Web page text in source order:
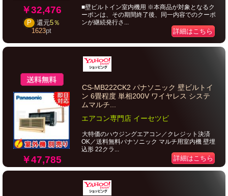
￥32,476
P 還元5％
1623pt
■壁ビルトイン室内機用 ※本商品が対象となるク
ーポンは、その期間終了後、同一内容でのクーポ
ンが継続発行さ...
詳細はこちら
￥47,785
CS-MB222CK2 パナソニック 壁ビルトイ
ン 6畳程度 単相200V ワイヤレス システ
ムマルチ...
エアコン専門店 イーセツビ
大特価のハウジングエアコン／クレジット決済
OK／送料無料パナソニック マルチ用室内機 壁埋
込形 22クラ...
詳細はこちら